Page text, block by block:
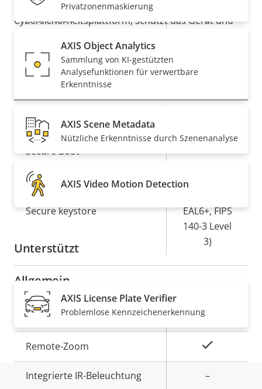
können. Axis Edge Vault, eine hardwarebasierte
Cybersicherheitsplattform, schützt das Gerät und
Schlüsselspeicher sowie sichere Vorgänge.
Eigentumsbeschreibung Eigentumswert
PoE-Klasse 3
Drahtlos
Eigentumsbeschreibung
Signiertes OS
Secure Boot
Secure keystore
EAL6+, FIPS
140-3 Level
3)
Allgemein
Eigentumsbeschreibung Eigentumswert
Remote-Fokus
Remote-Zoom
Integrierte IR-Beleuchtung –
Privatzonenmaskierung
AXIS Object Analytics
Sammlung von KI-gestützten
Analysefunktionen für verwertbare
Erkenntnisse
AXIS Scene Metadata
Nützliche Erkenntnisse durch Szenenanalyse
AXIS Video Motion Detection
Unterstützt
AXIS License Plate Verifier
Problemlose Kennzeichenerkennung